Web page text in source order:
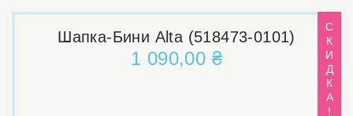
С
К
И
Д
К
А
!
Шапка-Бини Alta (518473-0101)
1 090,00 ₴